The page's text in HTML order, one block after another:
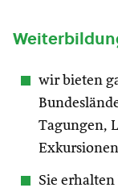
wir bieten
Tagungen,
Exkursionen
Sie